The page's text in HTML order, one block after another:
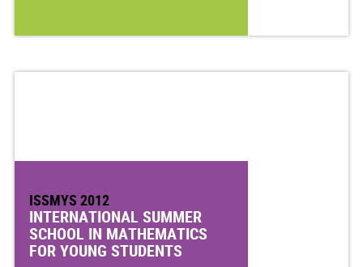
ISSMYS 2012
INTERNATIONAL SUMMER
SCHOOL IN MATHEMATICS
FOR YOUNG STUDENTS